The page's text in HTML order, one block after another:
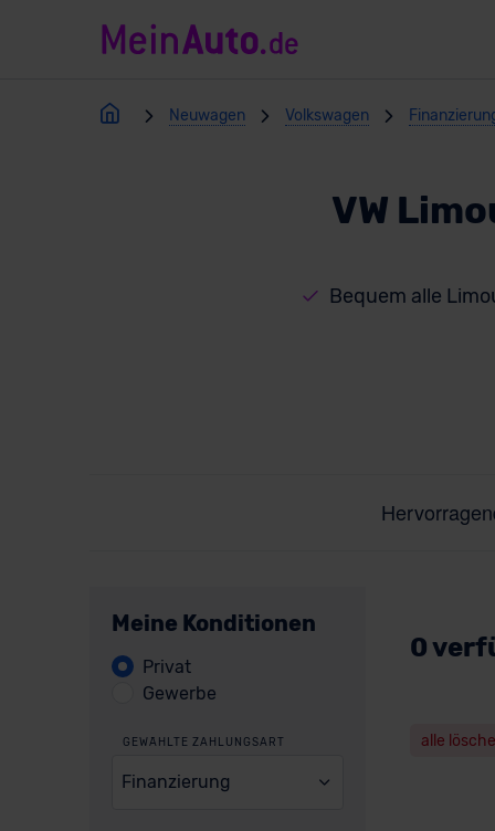
Neuwagen Volkswagen
VW
Bequem alle
Meine Konditionen
Privat
Gewerbe
GEWÄHLTE ZAHLUNGSART
Finanzierung
0
alle